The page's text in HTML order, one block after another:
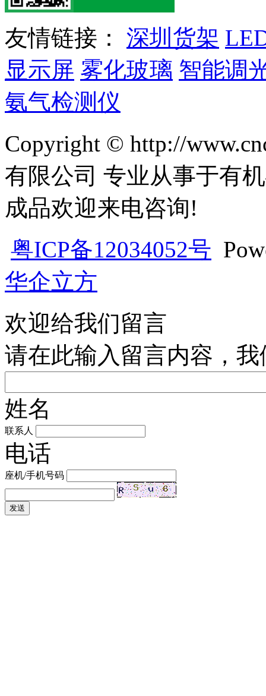
友情链接： 深圳货架
显示屏 雾化玻璃 智能调
氨气检测仪
Copyright © http://
有限公司 专业从事于有
成品欢迎来电咨询!
粤ICP备12034052号
华企立方
欢迎给我们留言
请在此输入留言内容，
姓名
联系人
电话
座机/手机号码